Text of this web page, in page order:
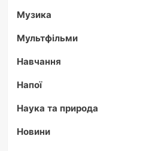
Музика
Мультфільми
Навчання
Напої
Наука та природа
Новини